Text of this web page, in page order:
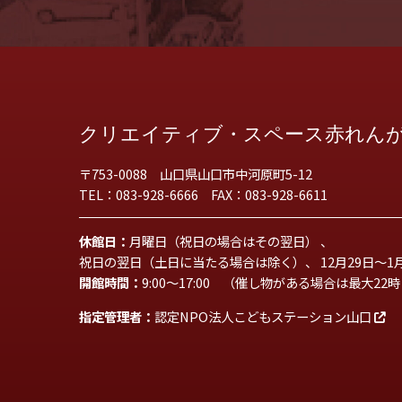
クリエイティブ・スペース赤れん
〒753-0088 山口県山口市中河原町5-12
TEL：083-928-6666 FAX：083-928-6611
休館日： 月曜日（祝日の場合はその翌日） 、
祝日の翌日（土日に当たる場合は除く）、 12月29日～1
開館時間： 9:00～17:00 （催し物がある場合は最大22
指定管理者： 認定NPO法人こどもステーション山口